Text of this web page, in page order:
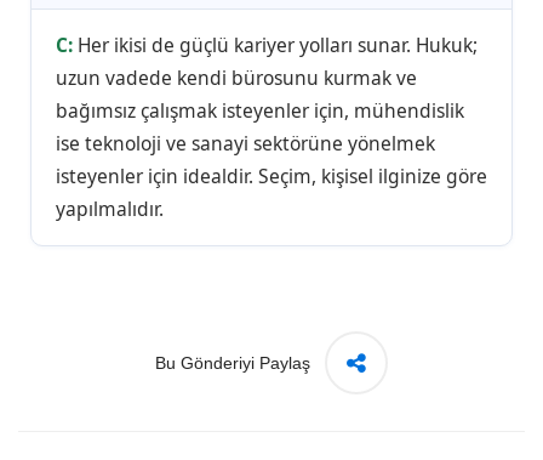
Her ikisi de güçlü kariyer yolları sunar. Hukuk;
uzun vadede kendi bürosunu kurmak ve
bağımsız çalışmak isteyenler için, mühendislik
ise teknoloji ve sanayi sektörüne yönelmek
isteyenler için idealdir. Seçim, kişisel ilginize göre
yapılmalıdır.
Bu Gönderiyi Paylaş